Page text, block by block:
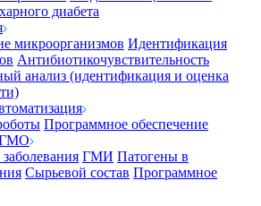
диабета
микроорганизмов Идентификация
Антибиотикочувствительность
анализ (идентификация и оценка
Программное обеспечение
ГМО
ГМИ Патогены в
Сырьевой состав Программное